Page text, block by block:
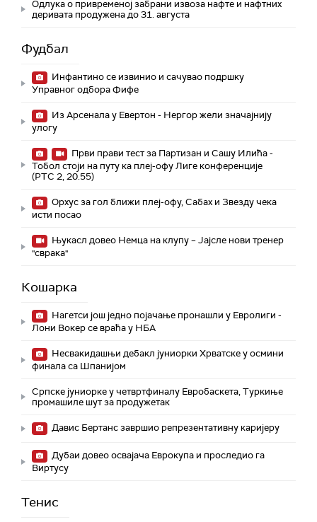
Одлука о привременој забрани извоза нафте и нафтних
деривата продужена до 31. августа
Фудбал
Инфантино се извинио и сачувао подршку
Управног одбора Фифе
Из Арсенала у Евертон - Нергор жели значајнију
улогу
Први прави тест за Партизан и Сашу Илића -
Тобол стоји на путу ка плеј-офу Лиге конференције
(РТС 2, 20.55)
Орхус за гол ближи плеј-офу, Сабах и Звезду чека
исти посао
Њукасл довео Немца на клупу – Јајсле нови тренер
"сврака"
Кошарка
Нагетси још једно појачање пронашли у Евролиги -
Лони Вокер се враћа у НБА
Несвакидашњи дебакл јуниорки Хрватске у осмини
финала са Шпанијом
Српске јуниорке у четвртфиналу Евробаскета, Туркиње
промашиле шут за продужетак
Давис Бертанс завршио репрезентативну каријеру
Дубаи довео освајача Еврокупа и проследио га
Виртусу
Тенис